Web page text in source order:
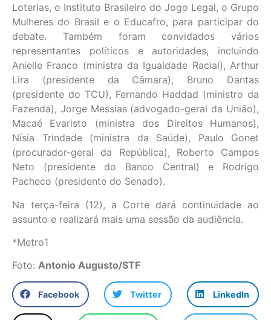
Loterias, o Instituto Brasileiro do Jogo Legal, o Grupo
Mulheres do Brasil e o Educafro, para participar do
debate. Também foram convidados vários
representantes políticos e autoridades, incluindo
Anielle Franco (ministra da Igualdade Racial), Arthur
Lira (presidente da Câmara), Bruno Dantas
(presidente do TCU), Fernando Haddad (ministro da
Fazenda), Jorge Messias (advogado-geral da União),
Macaé Evaristo (ministra dos Direitos Humanos),
Nísia Trindade (ministra da Saúde), Paulo Gonet
(procurador-geral da República), Roberto Campos
Neto (presidente do Banco Central) e Rodrigo
Pacheco (presidente do Senado).
Na terça-feira (12), a Corte dará continuidade ao
assunto e realizará mais uma sessão da audiência.
*Metro1
Foto: Antonio Augusto/STF
Facebook Twitter LinkedIn